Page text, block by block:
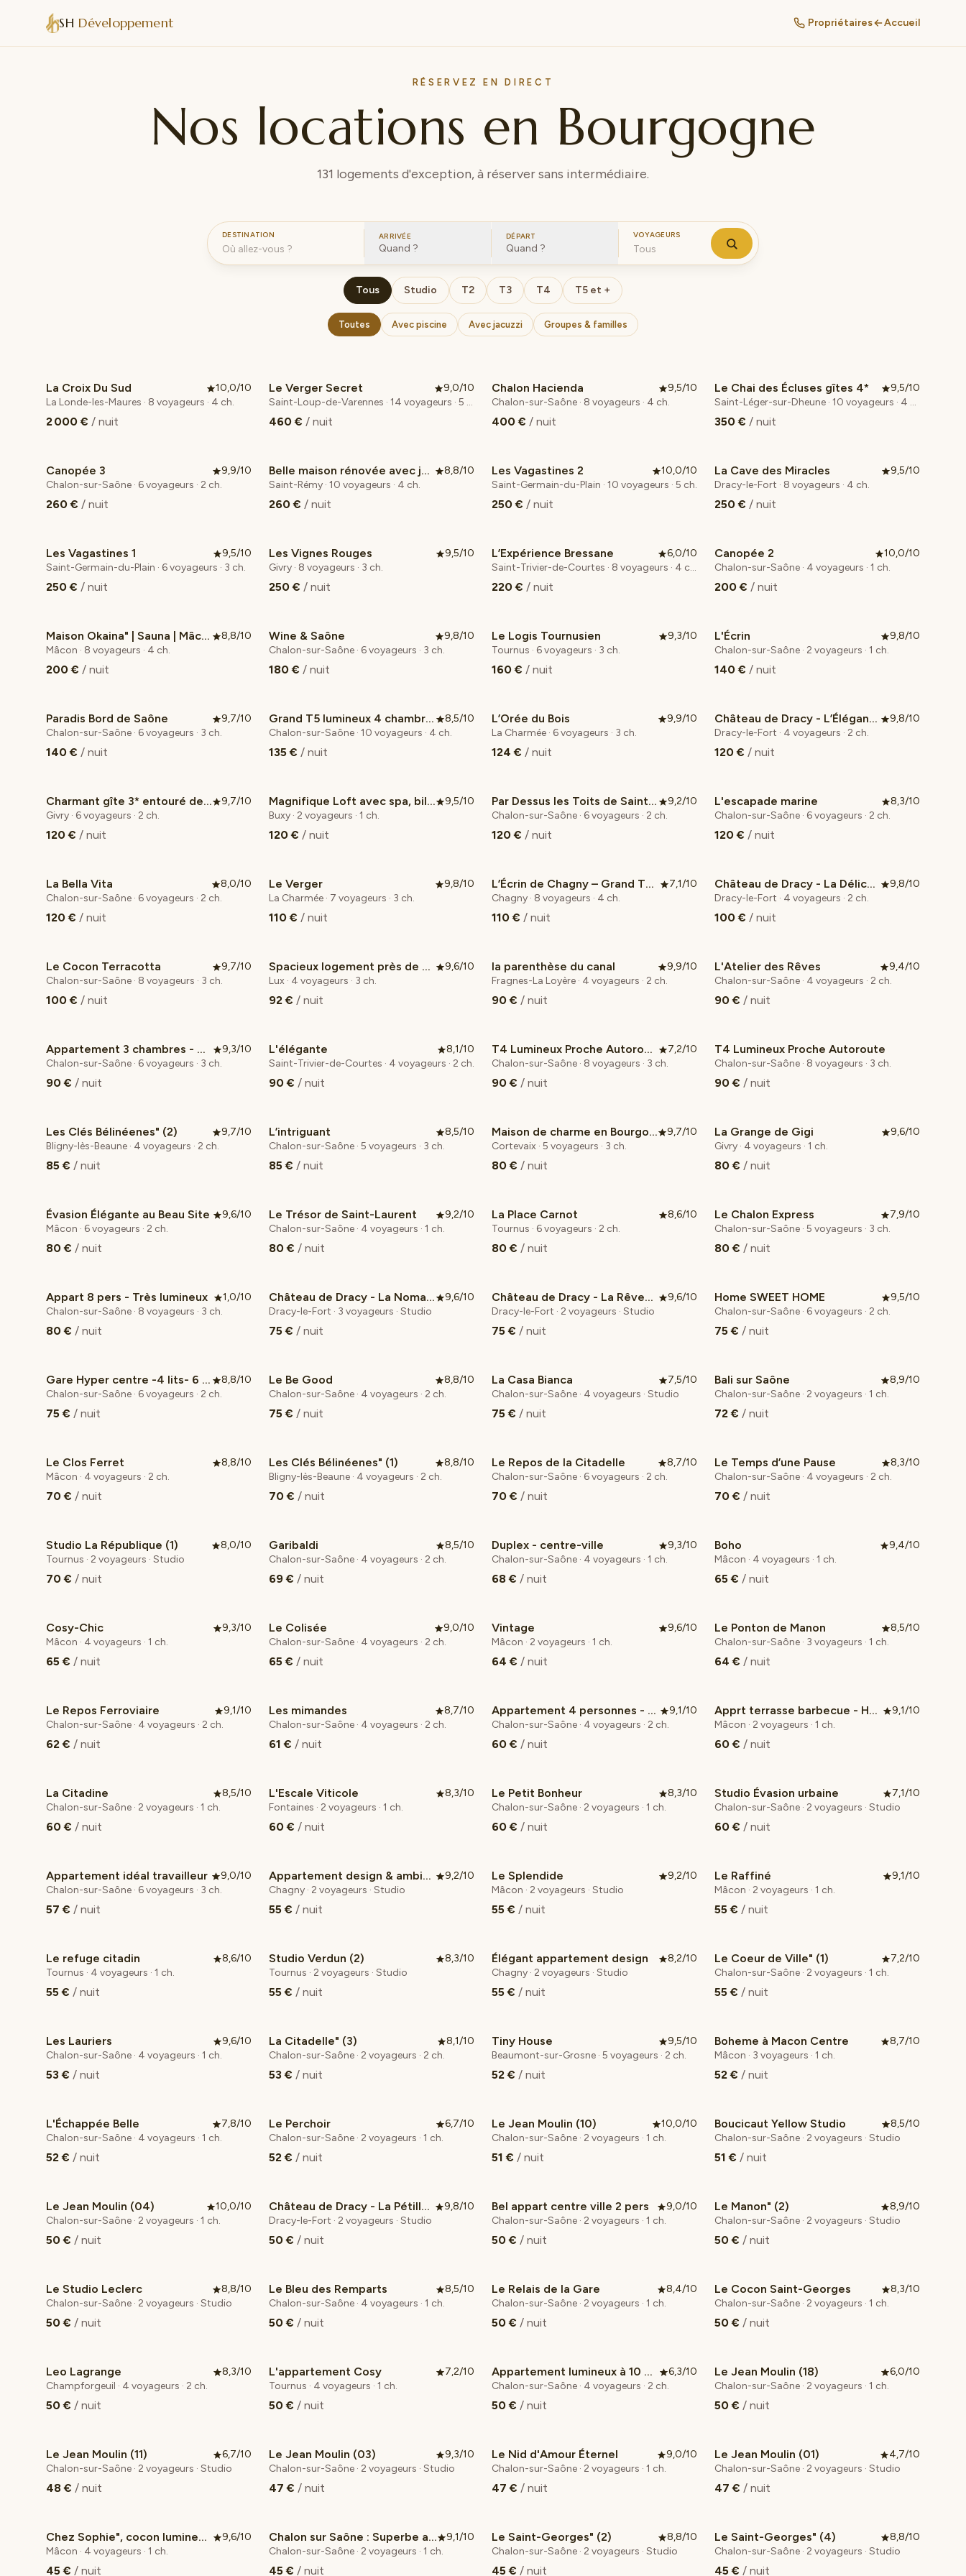
Aller au contenu
SH Développement Propriétaires Accueil
RÉSERVEZ EN DIRECT
Nos locations en Bourgogne
131 logements d'exception, à réserver sans intermédiaire.
DESTINATION ARRIVÉE
Quand ?
DÉPART
Quand ?
VOYAGEURS
Tous Studio T2 T3 T4 T5 et +
Toutes Avec piscine Avec jacuzzi Groupes & familles
Coup de cœur voyageurs
La Croix Du Sud
10,0/10
La Londe-les-Maures · 8 voyageurs · 4 ch.
2 000 € / nuit
Le Verger Secret
9,0/10
Saint-Loup-de-Varennes · 14 voyageurs · 5 ch.
460 € / nuit
Chalon Hacienda
9,5/10
Chalon-sur-Saône · 8 voyageurs · 4 ch.
400 € / nuit
Le Chai des Écluses gîtes 4*
9,5/10
Saint-Léger-sur-Dheune · 10 voyageurs · 4 ch.
350 € / nuit
Coup de cœur voyageurs
Canopée 3
9,9/10
Chalon-sur-Saône · 6 voyageurs · 2 ch.
260 € / nuit
Belle maison rénovée avec jacuzzi
8,8/10
Saint-Rémy · 10 voyageurs · 4 ch.
260 € / nuit
Coup de cœur voyageurs
Les Vagastines 2
10,0/10
Saint-Germain-du-Plain · 10 voyageurs · 5 ch.
250 € / nuit
La Cave des Miracles
9,5/10
Dracy-le-Fort · 8 voyageurs · 4 ch.
250 € / nuit
Les Vagastines 1
9,5/10
Saint-Germain-du-Plain · 6 voyageurs · 3 ch.
250 € / nuit
Les Vignes Rouges
9,5/10
Givry · 8 voyageurs · 3 ch.
250 € / nuit
L’Expérience Bressane
6,0/10
Saint-Trivier-de-Courtes · 8 voyageurs · 4 ch.
220 € / nuit
Coup de cœur voyageurs
Canopée 2
10,0/10
Chalon-sur-Saône · 4 voyageurs · 1 ch.
200 € / nuit
Maison Okaina" | Sauna | Mâcon |
8,8/10
Mâcon · 8 voyageurs · 4 ch.
200 € / nuit
Coup de cœur voyageurs
Wine & Saône
9,8/10
Chalon-sur-Saône · 6 voyageurs · 3 ch.
180 € / nuit
Le Logis Tournusien
9,3/10
Tournus · 6 voyageurs · 3 ch.
160 € / nuit
Coup de cœur voyageurs
L'Écrin
9,8/10
Chalon-sur-Saône · 2 voyageurs · 1 ch.
140 € / nuit
Coup de cœur voyageurs
Paradis Bord de Saône
9,7/10
Chalon-sur-Saône · 6 voyageurs · 3 ch.
140 € / nuit
Grand T5 lumineux 4 chambres Idéal familles & pros
8,5/10
Chalon-sur-Saône · 10 voyageurs · 4 ch.
135 € / nuit
Coup de cœur voyageurs
L’Orée du Bois
9,9/10
La Charmée · 6 voyageurs · 3 ch.
124 € / nuit
Coup de cœur voyageurs Château de Dracy - L’Élégante
9,8/10
Dracy-le-Fort · 4 voyageurs · 2 ch.
120 € / nuit
Coup de cœur voyageurs Charmant gîte 3* entouré de vignes à Givry
9,7/10
Givry · 6 voyageurs · 2 ch.
120 € / nuit
Magnifique Loft avec spa, billard & filet suspendu
9,5/10
Buxy · 2 voyageurs · 1 ch.
120 € / nuit
Par Dessus les Toits de Saint-Laurent
9,2/10
Chalon-sur-Saône · 6 voyageurs · 2 ch.
120 € / nuit
L'escapade marine
8,3/10
Chalon-sur-Saône · 6 voyageurs · 2 ch.
120 € / nuit
La Bella Vita
8,0/10
Chalon-sur-Saône · 6 voyageurs · 2 ch.
120 € / nuit
Coup de cœur voyageurs
Le Verger
9,8/10
La Charmée · 7 voyageurs · 3 ch.
110 € / nuit
L’Écrin de Chagny – Grand T5 Lumineux
7,1/10
Chagny · 8 voyageurs · 4 ch.
110 € / nuit
Coup de cœur voyageurs Château de Dracy - La Délicate
9,8/10
Dracy-le-Fort · 4 voyageurs · 2 ch.
100 € / nuit
Coup de cœur voyageurs
Le Cocon Terracotta
9,7/10
Chalon-sur-Saône · 8 voyageurs · 3 ch.
100 € / nuit
Coup de cœur voyageurs Spacieux logement près de Chalon.
9,6/10
Lux · 4 voyageurs · 3 ch.
92 € / nuit
Coup de cœur voyageurs
la parenthèse du canal
9,9/10
Fragnes-La Loyère · 4 voyageurs · 2 ch.
90 € / nuit
L'Atelier des Rêves
9,4/10
Chalon-sur-Saône · 4 voyageurs · 2 ch.
90 € / nuit
Appartement 3 chambres - Chalon
9,3/10
Chalon-sur-Saône · 6 voyageurs · 3 ch.
90 € / nuit
L'élégante
8,1/10
Saint-Trivier-de-Courtes · 4 voyageurs · 2 ch.
90 € / nuit
T4 Lumineux Proche Autoroute
7,2/10
Chalon-sur-Saône · 8 voyageurs · 3 ch.
90 € / nuit
T4 Lumineux Proche Autoroute
Chalon-sur-Saône · 8 voyageurs · 3 ch.
90 € / nuit
Coup de cœur voyageurs
Les Clés Bélinéenes" (2)
9,7/10
Bligny-lès-Beaune · 4 voyageurs · 2 ch.
85 € / nuit
L’intriguant
8,5/10
Chalon-sur-Saône · 5 voyageurs · 3 ch.
85 € / nuit
Coup de cœur voyageurs Maison de charme en Bourgogne du Sud.
9,7/10
Cortevaix · 5 voyageurs · 3 ch.
80 € / nuit
Coup de cœur voyageurs
La Grange de Gigi
9,6/10
Givry · 4 voyageurs · 1 ch.
80 € / nuit
Coup de cœur voyageurs
Évasion Élégante au Beau Site
9,6/10
Mâcon · 6 voyageurs · 2 ch.
80 € / nuit
Le Trésor de Saint-Laurent
9,2/10
Chalon-sur-Saône · 4 voyageurs · 1 ch.
80 € / nuit
La Place Carnot
8,6/10
Tournus · 6 voyageurs · 2 ch.
80 € / nuit
Le Chalon Express
7,9/10
Chalon-sur-Saône · 5 voyageurs · 3 ch.
80 € / nuit
Appart 8 pers - Très lumineux
1,0/10
Chalon-sur-Saône · 8 voyageurs · 3 ch.
80 € / nuit
Coup de cœur voyageurs Château de Dracy - La Nomade
9,6/10
Dracy-le-Fort · 3 voyageurs · Studio
75 € / nuit
Coup de cœur voyageurs Château de Dracy - La Rêveuse
9,6/10
Dracy-le-Fort · 2 voyageurs · Studio
75 € / nuit
Home SWEET HOME
9,5/10
Chalon-sur-Saône · 6 voyageurs · 2 ch.
75 € / nuit
Gare Hyper centre -4 lits- 6 couchages
8,8/10
Chalon-sur-Saône · 6 voyageurs · 2 ch.
75 € / nuit
Le Be Good
8,8/10
Chalon-sur-Saône · 4 voyageurs · 2 ch.
75 € / nuit
La Casa Bianca
7,5/10
Chalon-sur-Saône · 4 voyageurs · Studio
75 € / nuit
Bali sur Saône
8,9/10
Chalon-sur-Saône · 2 voyageurs · 1 ch.
72 € / nuit
Le Clos Ferret
8,8/10
Mâcon · 4 voyageurs · 2 ch.
70 € / nuit
Les Clés Bélinéenes" (1)
8,8/10
Bligny-lès-Beaune · 4 voyageurs · 2 ch.
70 € / nuit
Le Repos de la Citadelle
8,7/10
Chalon-sur-Saône · 6 voyageurs · 2 ch.
70 € / nuit
Le Temps d’une Pause
8,3/10
Chalon-sur-Saône · 4 voyageurs · 2 ch.
70 € / nuit
Studio La République (1)
8,0/10
Tournus · 2 voyageurs · Studio
70 € / nuit
Garibaldi
8,5/10
Chalon-sur-Saône · 4 voyageurs · 2 ch.
69 € / nuit
Duplex - centre-ville
9,3/10
Chalon-sur-Saône · 4 voyageurs · 1 ch.
68 € / nuit
Boho
9,4/10
Mâcon · 4 voyageurs · 1 ch.
65 € / nuit
Cosy-Chic
9,3/10
Mâcon · 4 voyageurs · 1 ch.
65 € / nuit
Le Colisée
9,0/10
Chalon-sur-Saône · 4 voyageurs · 2 ch.
65 € / nuit
Coup de cœur voyageurs
Vintage
9,6/10
Mâcon · 2 voyageurs · 1 ch.
64 € / nuit
Le Ponton de Manon
8,5/10
Chalon-sur-Saône · 3 voyageurs · 1 ch.
64 € / nuit
Le Repos Ferroviaire
9,1/10
Chalon-sur-Saône · 4 voyageurs · 2 ch.
62 € / nuit
Les mimandes
8,7/10
Chalon-sur-Saône · 4 voyageurs · 2 ch.
61 € / nuit
Appartement 4 personnes - Chalon
9,1/10
Chalon-sur-Saône · 4 voyageurs · 2 ch.
60 € / nuit
Apprt terrasse barbecue - Hyper centre
9,1/10
Mâcon · 2 voyageurs · 1 ch.
60 € / nuit
La Citadine
8,5/10
Chalon-sur-Saône · 2 voyageurs · 1 ch.
60 € / nuit
L'Escale Viticole
8,3/10
Fontaines · 2 voyageurs · 1 ch.
60 € / nuit
Le Petit Bonheur
8,3/10
Chalon-sur-Saône · 2 voyageurs · 1 ch.
60 € / nuit
Studio Évasion urbaine
7,1/10
Chalon-sur-Saône · 2 voyageurs · Studio
60 € / nuit
Appartement idéal travailleur
9,0/10
Chalon-sur-Saône · 6 voyageurs · 3 ch.
57 € / nuit
Appartement design & ambiance cosy
9,2/10
Chagny · 2 voyageurs · Studio
55 € / nuit
Le Splendide
9,2/10
Mâcon · 2 voyageurs · Studio
55 € / nuit
Le Raffiné
9,1/10
Mâcon · 2 voyageurs · 1 ch.
55 € / nuit
Le refuge citadin
8,6/10
Tournus · 4 voyageurs · 1 ch.
55 € / nuit
Studio Verdun (2)
8,3/10
Tournus · 2 voyageurs · Studio
55 € / nuit
Élégant appartement design
8,2/10
Chagny · 2 voyageurs · Studio
55 € / nuit
Le Coeur de Ville" (1)
7,2/10
Chalon-sur-Saône · 2 voyageurs · 1 ch.
55 € / nuit
Coup de cœur voyageurs
Les Lauriers
9,6/10
Chalon-sur-Saône · 4 voyageurs · 1 ch.
53 € / nuit
La Citadelle" (3)
8,1/10
Chalon-sur-Saône · 2 voyageurs · 2 ch.
53 € / nuit
Tiny House
9,5/10
Beaumont-sur-Grosne · 5 voyageurs · 2 ch.
52 € / nuit
Boheme à Macon Centre
8,7/10
Mâcon · 3 voyageurs · 1 ch.
52 € / nuit
L'Échappée Belle
7,8/10
Chalon-sur-Saône · 4 voyageurs · 1 ch.
52 € / nuit
Le Perchoir
6,7/10
Chalon-sur-Saône · 2 voyageurs · 1 ch.
52 € / nuit
Coup de cœur voyageurs
Le Jean Moulin (10)
10,0/10
Chalon-sur-Saône · 2 voyageurs · 1 ch.
51 € / nuit
Boucicaut Yellow Studio
8,5/10
Chalon-sur-Saône · 2 voyageurs · Studio
51 € / nuit
Coup de cœur voyageurs
Le Jean Moulin (04)
10,0/10
Chalon-sur-Saône · 2 voyageurs · 1 ch.
50 € / nuit
Coup de cœur voyageurs Château de Dracy - La Pétillante
9,8/10
Dracy-le-Fort · 2 voyageurs · Studio
50 € / nuit
Bel appart centre ville 2 pers
9,0/10
Chalon-sur-Saône · 2 voyageurs · 1 ch.
50 € / nuit
Le Manon" (2)
8,9/10
Chalon-sur-Saône · 2 voyageurs · Studio
50 € / nuit
Le Studio Leclerc
8,8/10
Chalon-sur-Saône · 2 voyageurs · Studio
50 € / nuit
Le Bleu des Remparts
8,5/10
Chalon-sur-Saône · 4 voyageurs · 1 ch.
50 € / nuit
Le Relais de la Gare
8,4/10
Chalon-sur-Saône · 2 voyageurs · 1 ch.
50 € / nuit
Le Cocon Saint-Georges
8,3/10
Chalon-sur-Saône · 2 voyageurs · 1 ch.
50 € / nuit
Leo Lagrange
8,3/10
Champforgeuil · 4 voyageurs · 2 ch.
50 € / nuit
L'appartement Cosy
7,2/10
Tournus · 4 voyageurs · 1 ch.
50 € / nuit
Appartement lumineux à 10 min à pied de la Gare
6,3/10
Chalon-sur-Saône · 4 voyageurs · 2 ch.
50 € / nuit
Le Jean Moulin (18)
6,0/10
Chalon-sur-Saône · 2 voyageurs · 1 ch.
50 € / nuit
Le Jean Moulin (11)
6,7/10
Chalon-sur-Saône · 2 voyageurs · Studio
48 € / nuit
Le Jean Moulin (03)
9,3/10
Chalon-sur-Saône · 2 voyageurs · Studio
47 € / nuit
Le Nid d'Amour Éternel
9,0/10
Chalon-sur-Saône · 2 voyageurs · 1 ch.
47 € / nuit
Le Jean Moulin (01)
4,7/10
Chalon-sur-Saône · 2 voyageurs · Studio
47 € / nuit
Coup de cœur voyageurs Chez Sophie", cocon lumineux au cœur de Mâcon
9,6/10
Mâcon · 4 voyageurs · 1 ch.
45 € / nuit
Chalon sur Saône : Superbe appartement
9,1/10
Chalon-sur-Saône · 2 voyageurs · 1 ch.
45 € / nuit
Le Saint-Georges" (2)
8,8/10
Chalon-sur-Saône · 2 voyageurs · Studio
45 € / nuit
Le Saint-Georges" (4)
8,8/10
Chalon-sur-Saône · 2 voyageurs · Studio
45 € / nuit